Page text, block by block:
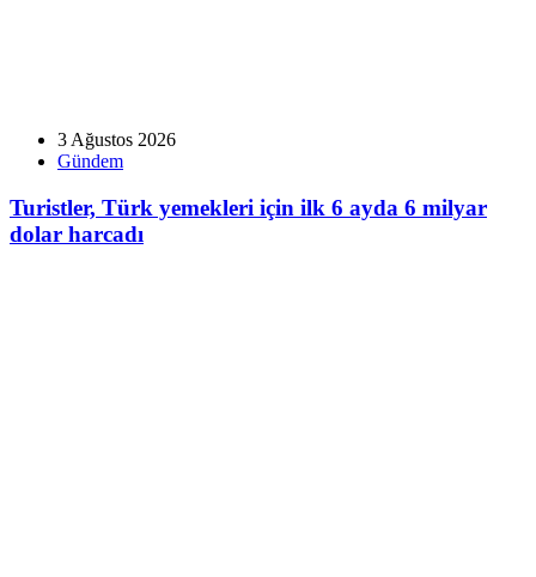
3 Ağustos 2026
Gündem
Turistler, Türk yemekleri için ilk 6 ayda 6 milyar
dolar harcadı